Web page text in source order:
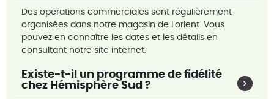
Des opérations commerciales sont régulièrement
organisées dans notre magasin de Lorient. Vous
pouvez en connaître les dates et les détails en
consultant notre site internet.
Existe-t-il un programme de fidélité
chez Hémisphère Sud ?